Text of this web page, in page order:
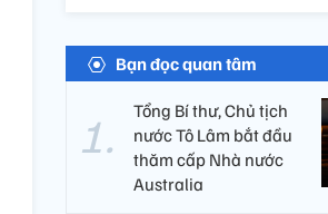
Bạn đọc quan tâm
Tổng Bí thư, Chủ tịch
nước Tô Lâm bắt đầu
thăm cấp Nhà nước
Australia